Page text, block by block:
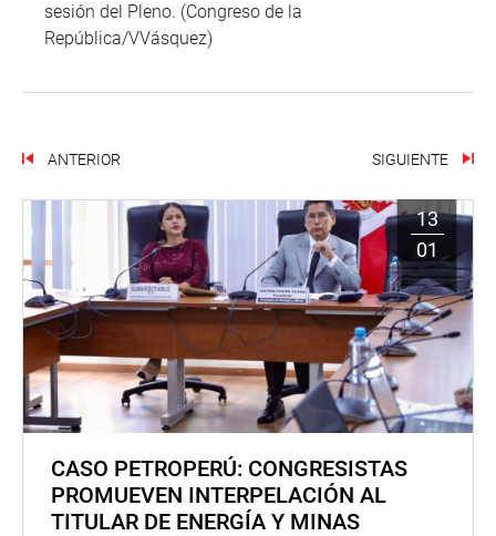
sesión del Pleno. (Congreso de la
República/VVásquez)
ANTERIOR SIGUIENTE
13
01
CASO PETROPERÚ: CONGRESISTAS
PROMUEVEN INTERPELACIÓN AL
TITULAR DE ENERGÍA Y MINAS